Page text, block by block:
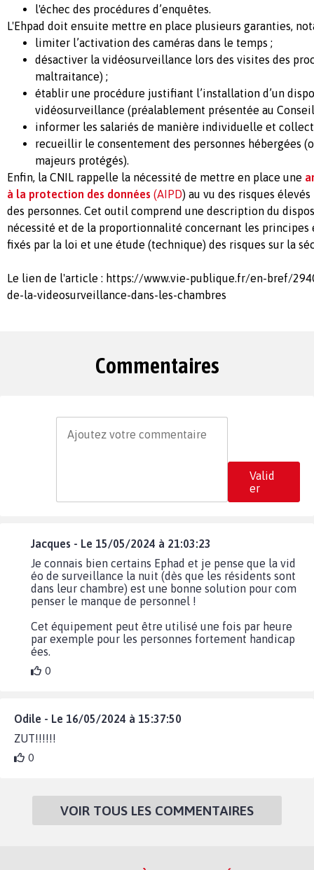
l'échec des procédures d’enquêtes.
L'Ehpad doit ensuite mettre en place plusieurs garanties,
limiter l’activation des caméras dans le temps ;
désactiver la vidéosurveillance lors des visites des
maltraitance) ;
établir une procédure justifiant l’installation d’un
vidéosurveillance (préalablement présentée au
informer les salariés de manière individuelle et
recueillir le consentement des personnes hébergées
majeurs protégés).
Enfin, la CNIL rappelle la nécessité de mettre en place une
à la protection des données (AIPD) au vu des risques
des personnes. Cet outil comprend une description du
nécessité et de la proportionnalité concernant les
fixés par la loi et une étude (technique) des risques sur la
Le lien de l'article : https://www.vie-publique.fr/en-bref/
de-la-videosurveillance-dans-les-chambres
Commentaires
Valid
er
Jacques - Le 15/05/2024 à 21:03:23
Je connais bien certains Ephad et je pense que la vid
éo de surveillance la nuit (dès que les résidents sont
dans leur chambre) est une bonne solution pour com
penser le manque de personnel !
Cet équipement peut être utilisé une fois par heure
par exemple pour les personnes fortement handicap
ées.
0
Odile - Le 16/05/2024 à 15:37:50
ZUT!!!!!!
0
VOIR TOUS LES COMMENTAIRES